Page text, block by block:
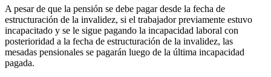
A pesar de que la pensión se debe pagar desde la fecha de
estructuración de la invalidez, si el trabajador previamente estuvo
incapacitado y se le sigue pagando la incapacidad laboral con
posterioridad a la fecha de estructuración de la invalidez, las
mesadas pensionales se pagarán luego de la última incapacidad
pagada.